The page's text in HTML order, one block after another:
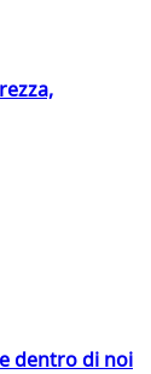
dentro di noi